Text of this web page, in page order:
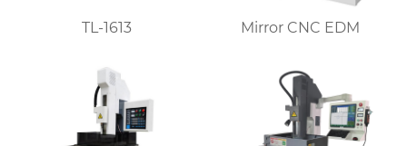
TL-1613 Mirror CNC EDM